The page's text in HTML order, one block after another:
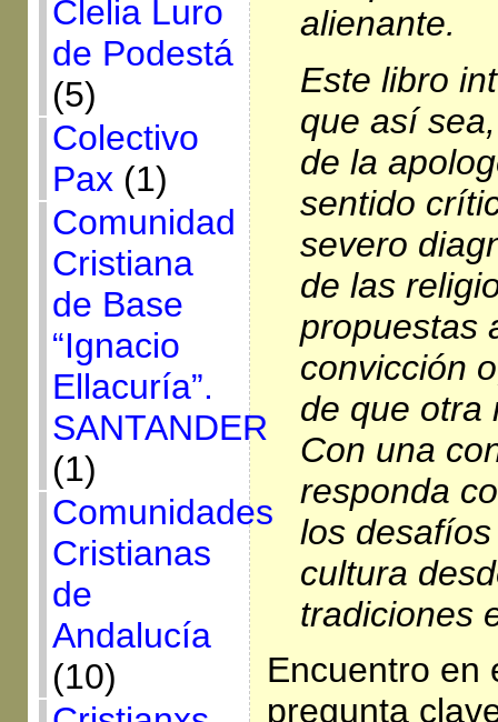
Clelia Luro
de Podestá
(5)
Colectivo
Pax (1)
Comunidad
Cristiana
de Base
“Ignacio
Ellacuría”.
SANTANDER
(1)
Comunidades
Cristianas
de
Andalucía
(10)
alienante.
Este libro
que así
de la
sentido
severo
de las
propuestas
convicción
de que otra
Con una
responda
los
cultura
tradiciones
Encuentro en
pregunta